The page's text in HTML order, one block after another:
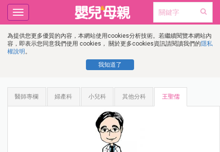
為提供您更多優質的內容，本網站使用cookies分析技術。若繼續閱覽本網站內
容，即表示您同意我們使用 cookies， 關於更多cookies資訊請閱讀我們的隱私
權說明 。
我知道了
Toggle
navigation
醫師專欄 婦產科 小兒科 其他分科 王聖儒